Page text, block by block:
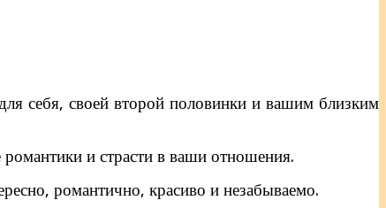
себя, своей второй половинки и вашим близким
и страсти в ваши отношения.
романтично, красиво и незабываемо.